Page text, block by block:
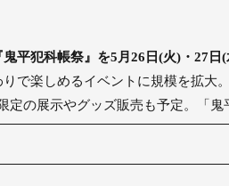
犯科帳祭』を5月26日(火)・27日(
で楽しめるイベントに規模を拡
の展示やグッズ販売も予定。「